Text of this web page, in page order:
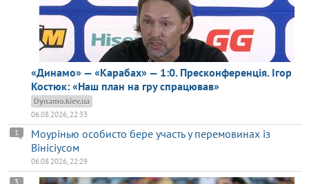
«Динамо» — «Карабах» — 1:0. Пресконференція. Ігор
Костюк: «Наш план на гру спрацював»
Dynamo.kiev.ua
06.08.2026, 22:33
Моурінью особисто бере участь у перемовинах із
Вінісіусом
1
06.08.2026, 22:29
3